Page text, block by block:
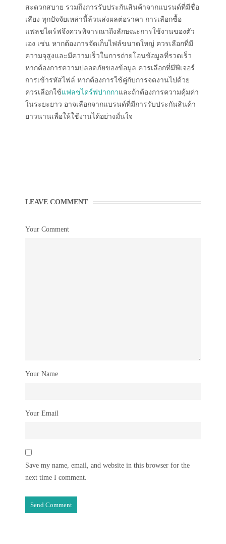
สะดวกสบาย รวมถึงการรับประกันสินค้าจากแบรนด์ที่มีชื่อ
เสียง ทุกปัจจัยเหล่านี้ล้วนส่งผลต่อราคา การเลือกซื้อ
แฟลชไดร์ฟจึงควรพิจารณาถึงลักษณะการใช้งานของตัว
เอง เช่น หากต้องการจัดเก็บไฟล์ขนาดใหญ่ ควรเลือกที่มี
ความจุสูงและมีความเร็วในการถ่ายโอนข้อมูลที่รวดเร็ว
หากต้องการความปลอดภัยของข้อมูล ควรเลือกที่มีฟีเจอร์
การเข้ารหัสไฟล์ หากต้องการใช้คู่กับการจดงานไปด้วย
ควรเลือกใช้แฟลชไดร์ฟปากกาและถ้าต้องการความคุ้มค่า
ในระยะยาว อาจเลือกจากแบรนด์ที่มีการรับประกันสินค้า
ยาวนานเพื่อให้ใช้งานได้อย่างมั่นใจ
LEAVE COMMENT
Your Comment
Your Name
Your Email
Save my name, email, and website in this browser for the
next time I comment.